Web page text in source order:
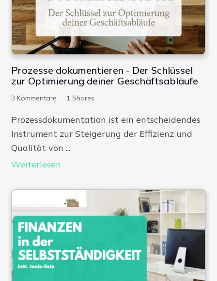
Prozesse dokumentieren - Der Schlüssel
zur Optimierung deiner Geschäftsabläufe
3 Kommentare 1 Shares
Prozessdokumentation ist ein entscheidendes
Instrument zur Steigerung der Effizienz und
Qualität von ...
Weiterlesen